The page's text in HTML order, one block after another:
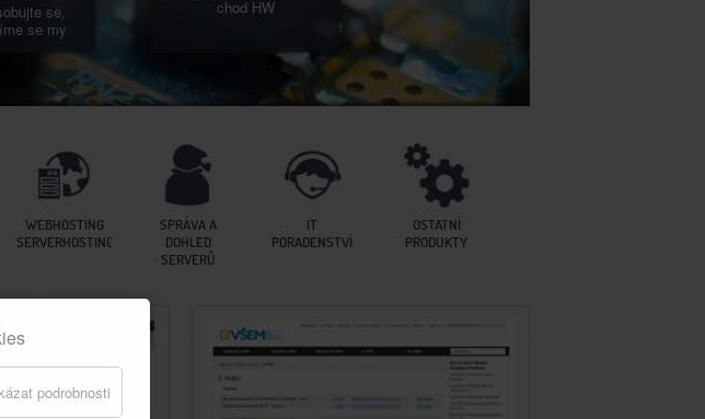
se,
se my
chod HW
WEBHOSTING
SERVERHOSTING
SPRÁVA A
DOHLED
SERVERŮ
IT
PORADENSTVÍ
OSTATNÍ
PRODUKTY
podrobnosti